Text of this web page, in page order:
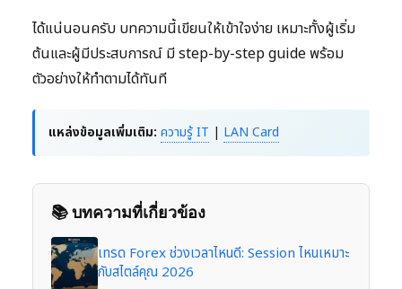
ได้แน่นอนครับ บทความนี้เขียนให้เข้าใจง่าย เหมาะทั้งผู้เริ่ม
ต้นและผู้มีประสบการณ์ มี step-by-step guide พร้อม
ตัวอย่างให้ทำตามได้ทันที
แหล่งข้อมูลเพิ่มเติม: ความรู้ IT | LAN Card
📚 บทความที่เกี่ยวข้อง
เทรด Forex ช่วงเวลาไหนดี: Session ไหนเหมาะ
กับสไตล์คุณ 2026